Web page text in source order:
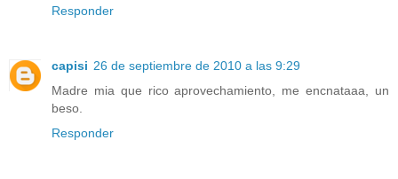
Responder
capisi 26 de septiembre de 2010 a las 9:29
Madre mia que rico aprovechamiento, me encnataaa, un
beso.
Responder